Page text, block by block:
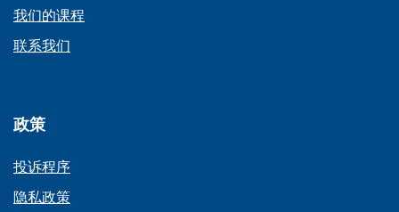
我们的课程
联系我们
政策
投诉程序
隐私政策